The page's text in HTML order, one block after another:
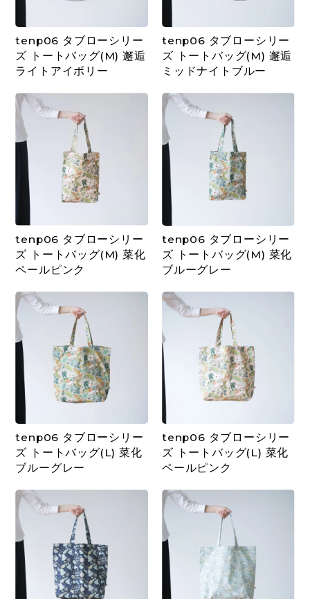
tenp06 タブローシリー
ズ トートバッグ(M) 邂逅
ライトアイボリー
tenp06 タブローシリー
ズ トートバッグ(M) 邂逅
ミッドナイトブルー
tenp06 タブローシリー
ズ トートバッグ(M) 菜化
ペールピンク
tenp06 タブローシリー
ズ トートバッグ(M) 菜化
ブルーグレー
tenp06 タブローシリー
ズ トートバッグ(L) 菜化
ブルーグレー
tenp06 タブローシリー
ズ トートバッグ(L) 菜化
ペールピンク